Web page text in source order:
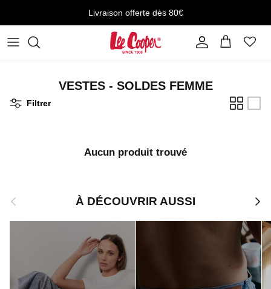
Livraison offerte dès 80€
ComptePanier
VESTES - SOLDES FEMME
Filtrer
Aucun produit trouvé
Précédent À DÉCOUVRIR AUSSI